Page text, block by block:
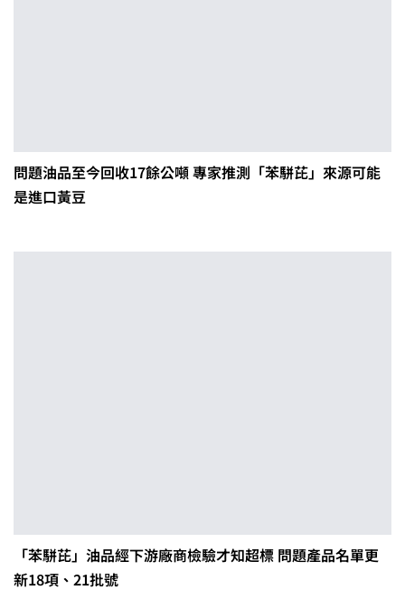
問題油品至今回收17餘公噸 專家推測「苯駢芘」來源可能
是進口黃豆
「苯駢芘」油品經下游廠商檢驗才知超標 問題產品名單更
新18項、21批號